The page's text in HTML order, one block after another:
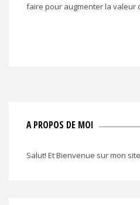
faire pour augmenter la valeur
A PROPOS DE MOI
Salut! Et Bienvenue sur mon